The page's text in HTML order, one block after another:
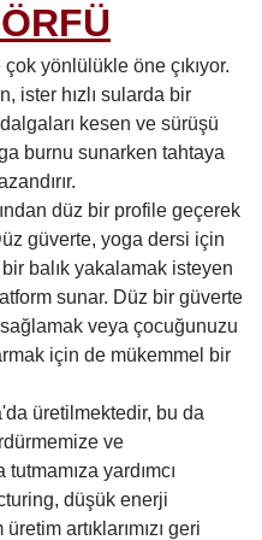
yönlülükle öne çıkıyor.
ister hızlı sularda bir
kesen ve sürüşü
burnu sunarken tahtaya
düz bir profile geçerek
güverte, yoga dersi için
balık yakalamak isteyen
sunar. Düz bir güverte
veya çocuğunuzu
için de mükemmel bir
üretilmektedir, bu da
ve
yardımcı
düşük enerji
artıklarımızı geri